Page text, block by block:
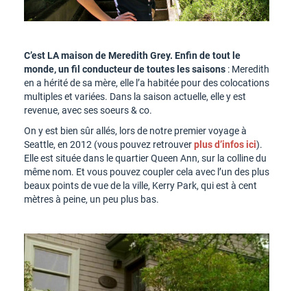
C’est LA maison de Meredith Grey. Enfin de tout le
monde, un fil conducteur de toutes les saisons : Meredith
en a hérité de sa mère, elle l’a habitée pour des colocations
multiples et variées. Dans la saison actuelle, elle y est
revenue, avec ses soeurs & co.
On y est bien sûr allés, lors de notre premier voyage à
Seattle, en 2012 (vous pouvez retrouverplus d’infos ici).
Elle est située dans le quartier Queen Ann, sur la colline du
même nom. Et vous pouvez coupler cela avec l’un des plus
beaux points de vue de la ville, Kerry Park, qui est à cent
mètres à peine, un peu plus bas.